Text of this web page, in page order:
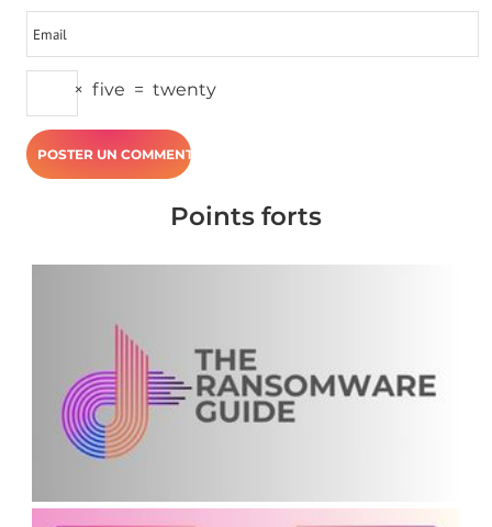
× five = twenty
Points forts